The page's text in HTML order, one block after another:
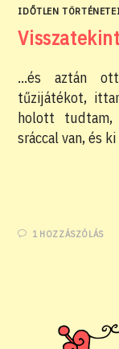
IDŐTLEN
...és aztán
tűzijátékot,
holott tudtam,
sráccal van, és
1 HOZZÁSZÓLÁS